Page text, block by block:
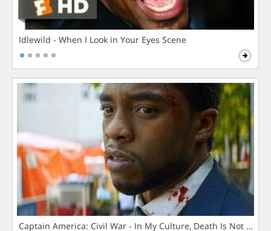
Idlewild - When I Look in Your Eyes Scene
Captain America: Civil War - In My Culture, Death Is Not The